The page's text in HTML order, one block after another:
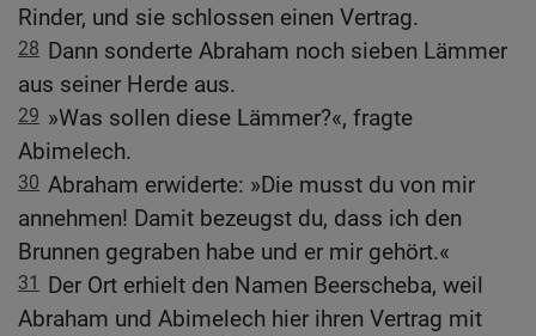
Rinder, und sie schlossen einen Vertrag.
28 Dann sonderte Abraham noch sieben Lämmer
aus seiner Herde aus.
29 »Was sollen diese Lämmer?«, fragte
Abimelech.
30 Abraham erwiderte: »Die musst du von mir
annehmen! Damit bezeugst du, dass ich den
Brunnen gegraben habe und er mir gehört.«
31 Der Ort erhielt den Namen Beerscheba, weil
Abraham und Abimelech hier ihren Vertrag mit